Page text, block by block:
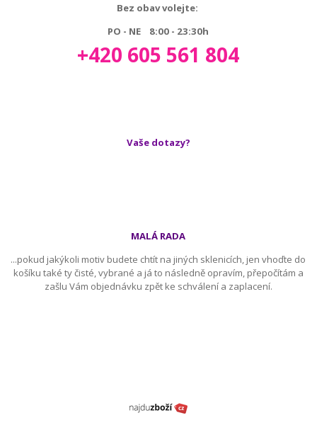
Bez obav volejte:
PO - NE 8:00 - 23:30h
+420 605 561 804
Vaše dotazy?
MALÁ RADA
...pokud jakýkoli motiv budete chtít na jiných sklenicích, jen vhoďte do
košíku také ty čisté, vybrané a já to následně opravím, přepočítám a
zašlu Vám objednávku zpět ke schválení a zaplacení.